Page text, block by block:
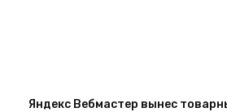
Яндекс Вебмастер вынес